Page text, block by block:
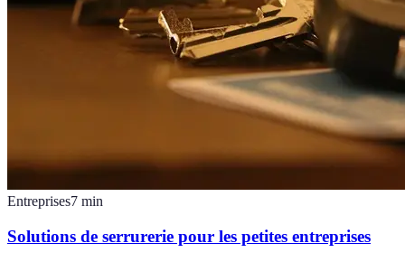
Entreprises7 min
Solutions de serrurerie pour les petites entreprises